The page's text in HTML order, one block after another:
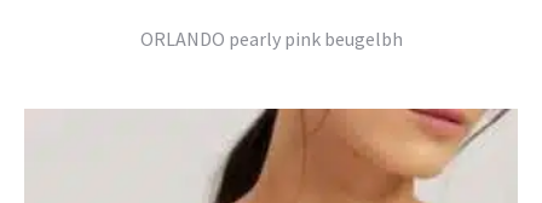
ORLANDO pearly pink beugelbh